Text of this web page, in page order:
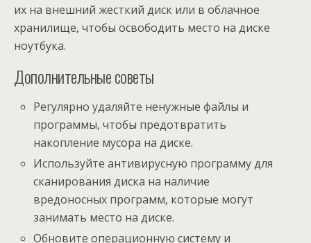
их на внешний жесткий диск или в облачное
хранилище‚ чтобы освободить место на диске
ноутбука.
Дополнительные советы
Регулярно удаляйте ненужные файлы и
программы‚ чтобы предотвратить
накопление мусора на диске.
Используйте антивирусную программу для
сканирования диска на наличие
вредоносных программ‚ которые могут
занимать место на диске.
Обновите операционную систему и